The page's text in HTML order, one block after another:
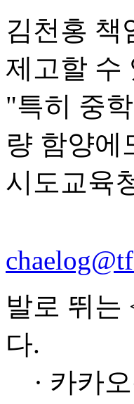
김천홍 책
제고할 수
"특히 중
량 함양에
시도교육
발로 뛰는
다.
· 카카